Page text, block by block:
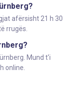
afërsisht 21 h 30
rrugës.
Mund t'i
online.